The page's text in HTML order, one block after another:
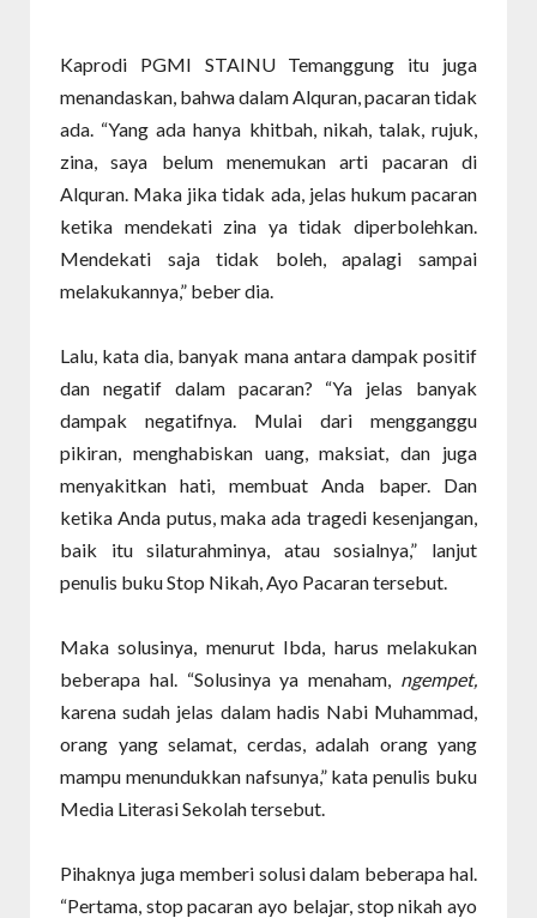
Kaprodi PGMI STAINU Temanggung itu juga
menandaskan, bahwa dalam Alquran, pacaran tidak
ada. “Yang ada hanya khitbah, nikah, talak, rujuk,
zina, saya belum menemukan arti pacaran di
Alquran. Maka jika tidak ada, jelas hukum pacaran
ketika mendekati zina ya tidak diperbolehkan.
Mendekati saja tidak boleh, apalagi sampai
melakukannya,” beber dia.
Lalu, kata dia, banyak mana antara dampak positif
dan negatif dalam pacaran? “Ya jelas banyak
dampak negatifnya. Mulai dari mengganggu
pikiran, menghabiskan uang, maksiat, dan juga
menyakitkan hati, membuat Anda baper. Dan
ketika Anda putus, maka ada tragedi kesenjangan,
baik itu silaturahminya, atau sosialnya,” lanjut
penulis buku Stop Nikah, Ayo Pacaran tersebut.
Maka solusinya, menurut Ibda, harus melakukan
beberapa hal. “Solusinya ya menaham, ngempet,
karena sudah jelas dalam hadis Nabi Muhammad,
orang yang selamat, cerdas, adalah orang yang
mampu menundukkan nafsunya,” kata penulis buku
Media Literasi Sekolah tersebut.
Pihaknya juga memberi solusi dalam beberapa hal.
“Pertama, stop pacaran ayo belajar, stop nikah ayo